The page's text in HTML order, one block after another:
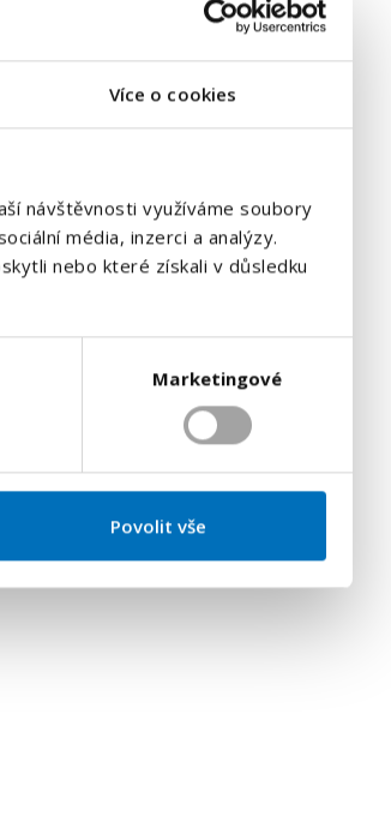
Více o cookies
návštěvnosti využíváme soubory
média, inzerci a analýzy.
nebo které získali v důsledku
Marketingové
Povolit vše
.